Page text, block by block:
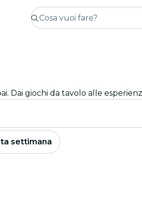
Dai giochi da tavolo alle
settimana